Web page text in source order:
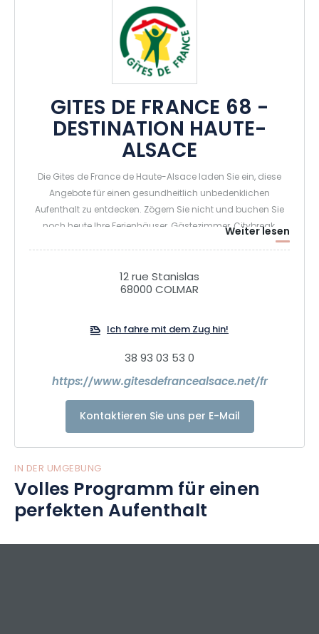
GITES DE FRANCE 68 -
DESTINATION HAUTE-
ALSACE
Die Gites de France de Haute-Alsace laden Sie ein, diese
Angebote für einen gesundheitlich unbedenklichen
Aufenthalt zu entdecken. Zögern Sie nicht und buchen Sie
noch heute Ihre Ferienhäuser, Gästezimmer, Citybreak,
Ferienunterkünfte, die Insolites..... Einen schönen Aufenthalt
Weiter lesen
12 rue Stanislas
68000 COLMAR
Ich fahre mit dem Zug hin!
38 93 03 53 0
https://www.gitesdefrancealsace.net/fr
Kontaktieren Sie uns per E-Mail
IN DER UMGEBUNG
Volles Programm für einen
perfekten Aufenthalt